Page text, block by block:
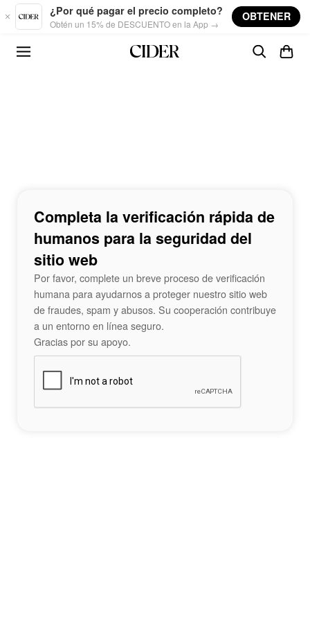
Skip to main content
¿Por qué pagar el precio completo?
Obtén un 15% de DESCUENTO en la App →
OBTENER
Completa la verificación rápida de
humanos para la seguridad del
sitio web
Por favor, complete un breve proceso de verificación
humana para ayudarnos a proteger nuestro sitio web
de fraudes, spam y abusos. Su cooperación contribuye
a un entorno en línea seguro.
Gracias por su apoyo.